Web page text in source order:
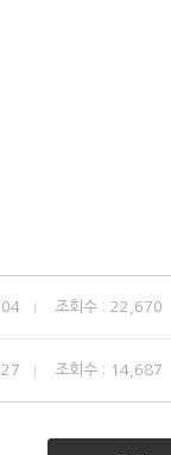
조회수 : 22,670
조회수 : 14,687